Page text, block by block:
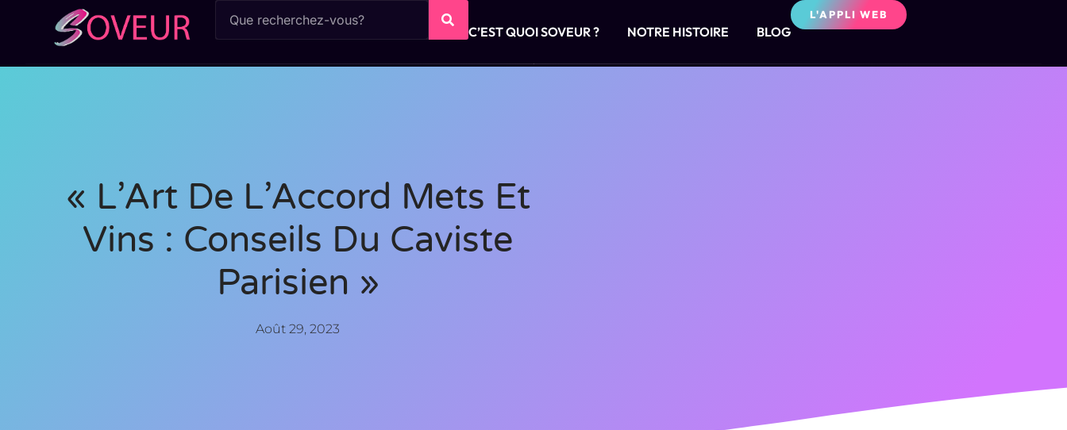
C’EST QUOI SOVEUR ? NOTRE HISTOIRE BLOG
L'APPLI WEB
« L’Art De L’Accord Mets Et
Vins : Conseils Du Caviste
Parisien »
Août 29, 2023